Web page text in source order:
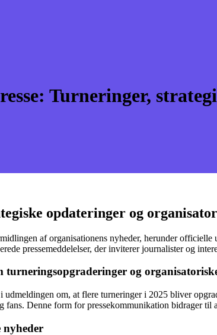
Turneringer,
opdateringer og
af organisationens nyheder, herunder
pressemeddelelser, der inviterer journalister og
turneringsopgraderinger og
i udmeldingen om, at flere turneringer i 2025 bliver
fans. Denne form for pressekommunikation bidrager til
nyheder